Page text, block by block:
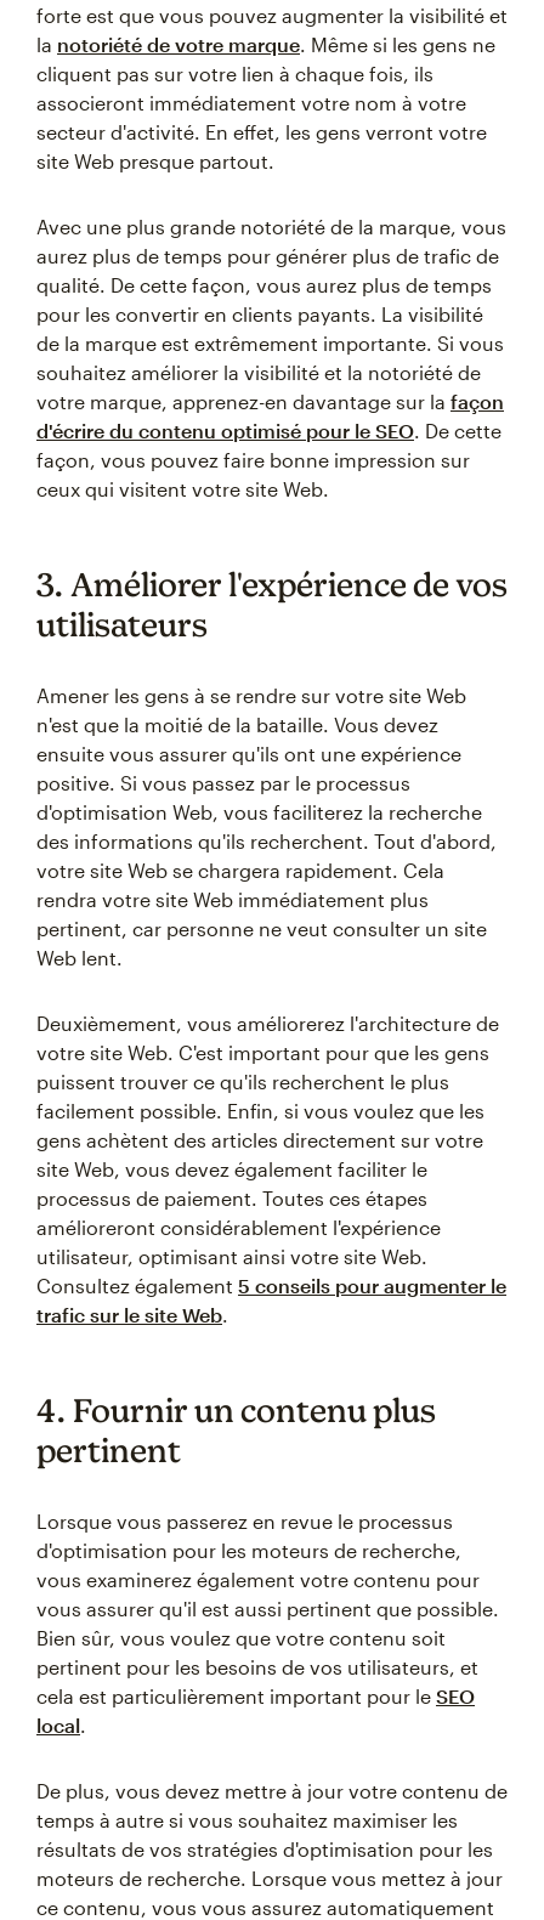
forte est que vous pouvez augmenter la visibilité et
la notoriété de votre marque. Même si les gens ne
cliquent pas sur votre lien à chaque fois, ils
associeront immédiatement votre nom à votre
secteur d'activité. En effet, les gens verront votre
site Web presque partout.
Avec une plus grande notoriété de la marque, vous
aurez plus de temps pour générer plus de trafic de
qualité. De cette façon, vous aurez plus de temps
pour les convertir en clients payants. La visibilité
de la marque est extrêmement importante. Si vous
souhaitez améliorer la visibilité et la notoriété de
votre marque, apprenez-en davantage sur la façon
d'écrire du contenu optimisé pour le SEO. De cette
façon, vous pouvez faire bonne impression sur
ceux qui visitent votre site Web.
3. Améliorer l'expérience de vos
utilisateurs
Amener les gens à se rendre sur votre site Web
n'est que la moitié de la bataille. Vous devez
ensuite vous assurer qu'ils ont une expérience
positive. Si vous passez par le processus
d'optimisation Web, vous faciliterez la recherche
des informations qu'ils recherchent. Tout d'abord,
votre site Web se chargera rapidement. Cela
rendra votre site Web immédiatement plus
pertinent, car personne ne veut consulter un site
Web lent.
Deuxièmement, vous améliorerez l'architecture de
votre site Web. C'est important pour que les gens
puissent trouver ce qu'ils recherchent le plus
facilement possible. Enfin, si vous voulez que les
gens achètent des articles directement sur votre
site Web, vous devez également faciliter le
processus de paiement. Toutes ces étapes
amélioreront considérablement l'expérience
utilisateur, optimisant ainsi votre site Web.
Consultez également 5 conseils pour augmenter le
trafic sur le site Web.
4. Fournir un contenu plus
pertinent
Lorsque vous passerez en revue le processus
d'optimisation pour les moteurs de recherche,
vous examinerez également votre contenu pour
vous assurer qu'il est aussi pertinent que possible.
Bien sûr, vous voulez que votre contenu soit
pertinent pour les besoins de vos utilisateurs, et
cela est particulièrement important pour le SEO
local.
De plus, vous devez mettre à jour votre contenu de
temps à autre si vous souhaitez maximiser les
résultats de vos stratégies d'optimisation pour les
moteurs de recherche. Lorsque vous mettez à jour
ce contenu, vous vous assurez automatiquement